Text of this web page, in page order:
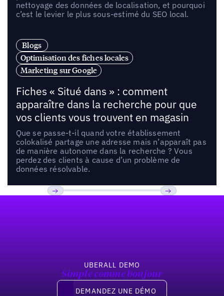
nettoyage des données de localisation, et pourquoi
c’est le levier le plus sous-estimé du SEO local.
Blogs
Optimisation des fiches locales
Marketing sur Google
Fiches « Situé dans » : comment
apparaître dans la recherche pour que
vos clients vous trouvent en magasin
Que se passe-t-il quand votre établissement
colokalisé partage une adresse mais n’apparaît pas
de manière autonome dans la recherche ? Vous
perdez des clients à cause d’un problème de
données résolvable.
UBERALL DEMO
Simple comme bonjour
Demandez une démo
DEMANDEZ UNE DÉMO